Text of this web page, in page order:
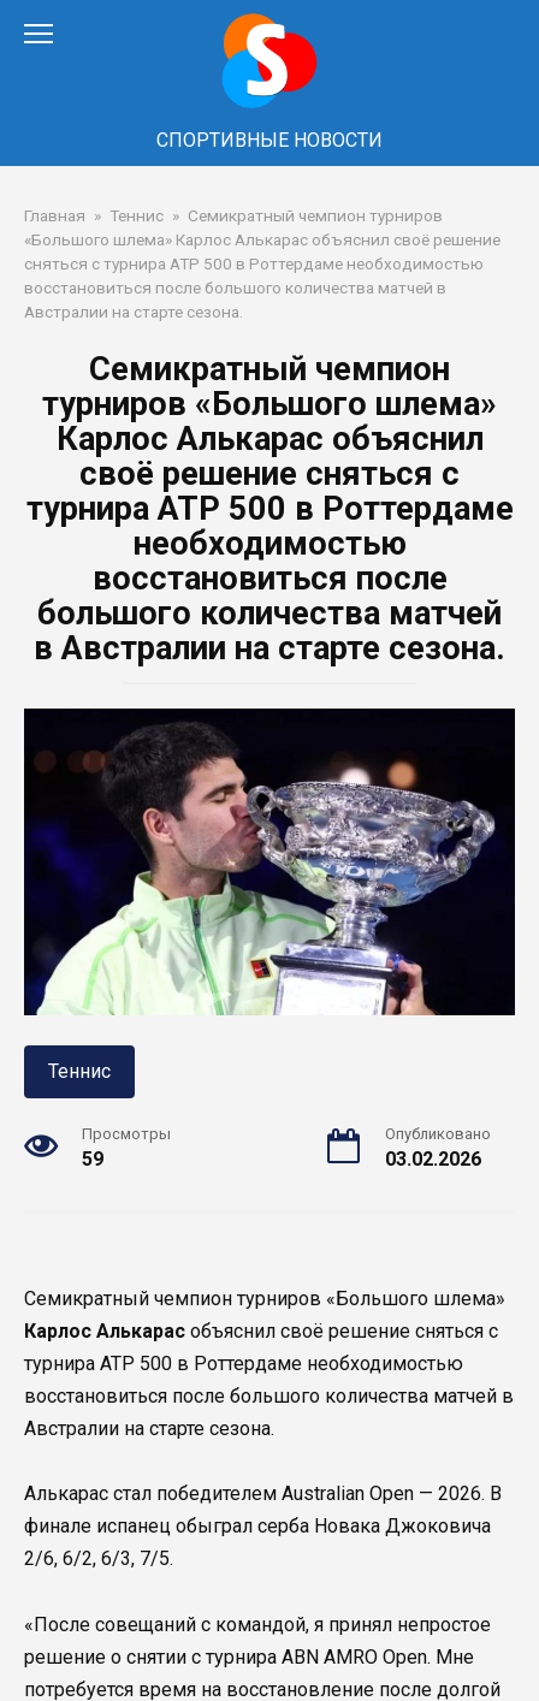
СПОРТИВНЫЕ НОВОСТИ
Главная » Теннис » Семикратный чемпион турниров
«Большого шлема» Карлос Алькарас объяснил своё решение
сняться с турнира ATP 500 в Роттердаме необходимостью
восстановиться после большого количества матчей в
Австралии на старте сезона.
Семикратный чемпион
турниров «Большого шлема»
Карлос Алькарас объяснил
своё решение сняться с
турнира ATP 500 в Роттердаме
необходимостью
восстановиться после
большого количества матчей
в Австралии на старте сезона.
Теннис
Просмотры
59
Опубликовано
03.02.2026
Семикратный чемпион турниров «Большого шлема»
Карлос Алькарас объяснил своё решение сняться с
турнира ATP 500 в Роттердаме необходимостью
восстановиться после большого количества матчей в
Австралии на старте сезона.
Алькарас стал победителем Australian Open — 2026. В
финале испанец обыграл серба Новака Джоковича
2/6, 6/2, 6/3, 7/5.
«После совещаний с командой, я принял непростое
решение о снятии с турнира ABN AMRO Open. Мне
потребуется время на восстановление после долгой